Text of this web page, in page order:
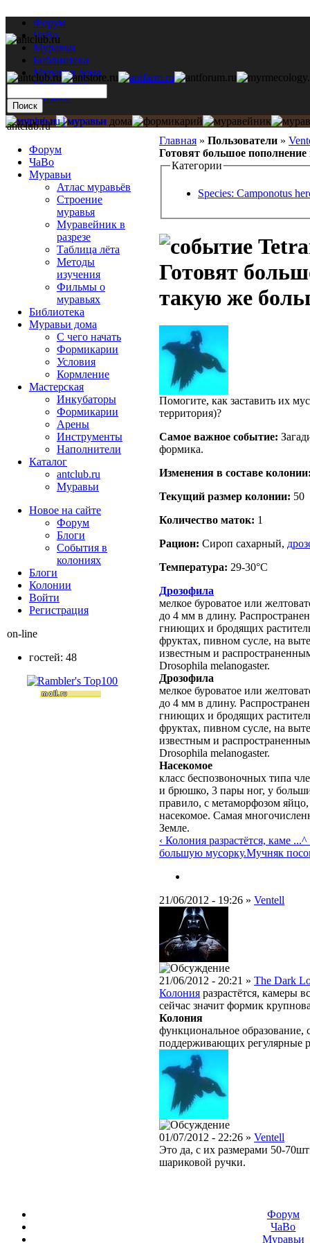
Форум
ЧаВо
Муравьи
Библиотека
Муравьи дома
Мастерская
Каталог
Главная » Пользователи »
Готовят большое
Категории
Species: Camponotus
Готовят
такую же
Помогите, как заставить их
территория)?
Самое важное событие:
формика.
Изменения в составе
Текущий размер кoлонии: 50
Количество маток: 1
Рацион: Сироп сахарный,
Температура: 29-30°C
Дрозофила
мелкое буроватое или
до 4 мм в длину.
гниющих и бродящих
фруктах, пивном сусле, на
известным и
Drosophila melanogaster.
Дрозофила
мелкое буроватое или
до 4 мм в длину.
гниющих и бродящих
фруктах, пивном сусле, на
известным и
Drosophila melanogaster.
Насекомое
класс беспозвоночных типа
и брюшко, 3 пары ног, у
правило, с метаморфозом
насекомое. Самая
Земле.
‹ Колония разрастётся, каме ...^
большую мусорку.Мучняк
21/06/2012 - 19:26 » Ventell
21/06/2012 - 20:21 » The Dark
Колония разрастётся, камеры
сейчас значит формик
Колония
функциональное образование,
поддерживающих регулярные
01/07/2012 - 22:26 » Ventell
Это да, с их размерами 50-
шариковой ручки.
antclub.ru
Форум
ЧаВо
Муравьи
Атлас муравьёв
Строение
муравья
Муравейник в
разрезе
Таблица лёта
Методы
изучения
Фильмы о
муравьях
Библиотека
Муравьи дома
С чего начать
Формикарии
Условия
Кормление
Мастерская
Инкубаторы
Формикарии
Арены
Инструменты
Наполнители
Каталог
antclub.ru
Муравьи
Новое на сайте
Форум
Блоги
События в
колониях
Блоги
Колонии
Войти
Peгиcтpaция
on-line
гостей: 48
Форум
ЧаВо
Муравьи